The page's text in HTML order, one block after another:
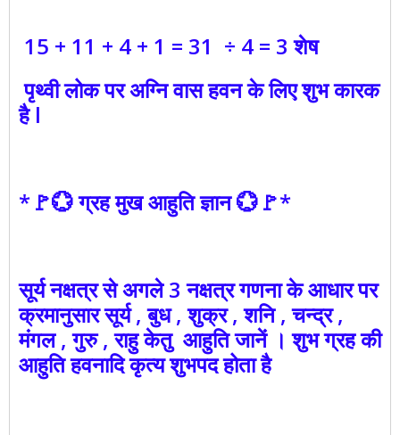
15 + 11 + 4 + 1 = 31 ÷ 4 = 3 शेष
पृथ्वी लोक पर अग्नि वास हवन के लिए शुभ कारक
है l
*🚩💮 ग्रह मुख आहुति ज्ञान 💮🚩*
सूर्य नक्षत्र से अगले 3 नक्षत्र गणना के आधार पर
क्रमानुसार सूर्य , बुध , शुक्र , शनि , चन्द्र ,
मंगल , गुरु , राहु केतु आहुति जानें । शुभ ग्रह की
आहुति हवनादि कृत्य शुभपद होता है